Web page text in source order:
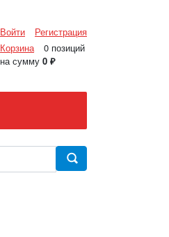
Войти
Регистрация
Корзина
0 позиций
на сумму 0 ₽